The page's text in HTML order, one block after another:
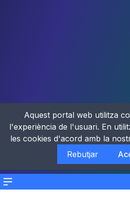
Menu
Aquest portal web utilitza
l'experiència de l'usuari. En
les cookies d'acord amb la
Rebutjar